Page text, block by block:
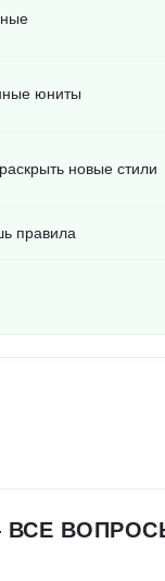
юниты
новые стили
правила
ВСЕ